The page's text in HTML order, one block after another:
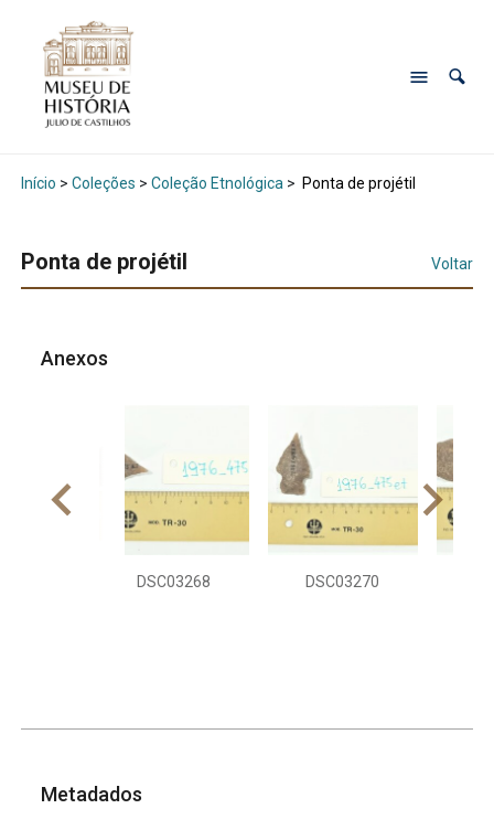
Início > Coleções > Coleção Etnológica > Ponta de projétil
Ponta de projétil Voltar
Anexos
DSC03268 DSC03270
Metadados